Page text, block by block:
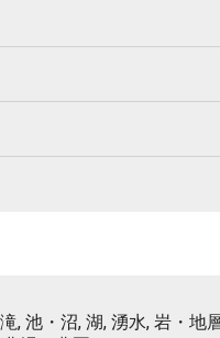
, 池・沼, 湖, 湧水, 岩・地